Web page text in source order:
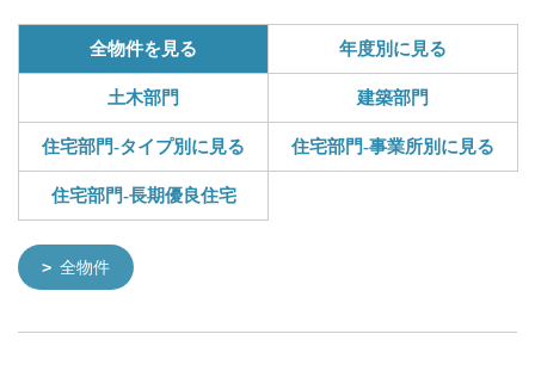
全物件を見る 年度別に見る
土木部門 建築部門
住宅部門-タイプ別に見る 住宅部門-事業所別に見る
住宅部門-長期優良住宅
全物件